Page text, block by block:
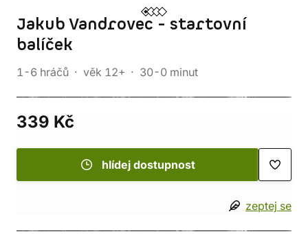
Jakub Vandrovec - startovní
balíček
1-6 hráčů věk 12+ 30-0 minut
339 Kč
hlídej dostupnost
zeptej se